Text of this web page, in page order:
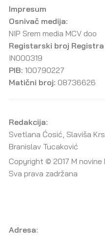
Impresum
Osnivač medija:
NIP Srem media MCV doo
Registarski broj Registra
IN000319
PIB: 100790227
Matični broj: 08736626
Redakcija:
Svetlana Ćosić, Slaviša
Branislav Tucaković
Copyright © 2017 M novine
Sva prava zadržana
Adresa: